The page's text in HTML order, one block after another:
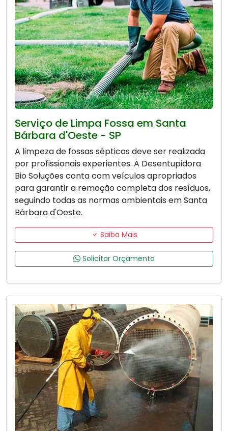
Serviço de Limpa Fossa em Santa
Bárbara d'Oeste - SP
A limpeza de fossas sépticas deve ser realizada
por profissionais experientes. A Desentupidora
Bio Soluções conta com veículos apropriados
para garantir a remoção completa dos resíduos,
seguindo todas as normas ambientais em Santa
Bárbara d'Oeste.
Saiba Mais
Solicitar Orçamento